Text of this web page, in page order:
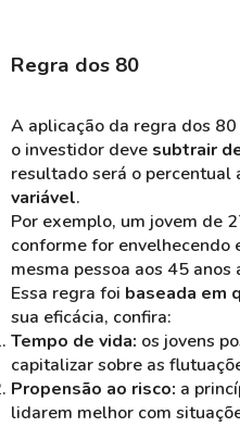
Regra dos 80
A aplicação da regra dos
o investidor deve subtrair
resultado será o percentual
variável.
Por exemplo, um jovem de
conforme for envelhecendo
mesma pessoa aos 45
Essa regra foi baseada em
sua eficácia, confira:
Tempo de vida: os jovens
capitalizar sobre as
Propensão ao risco: a
lidarem melhor com